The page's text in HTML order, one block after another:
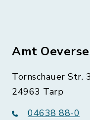
Amt
Tornschauer Str.
24963 Tarp
04638 88-0